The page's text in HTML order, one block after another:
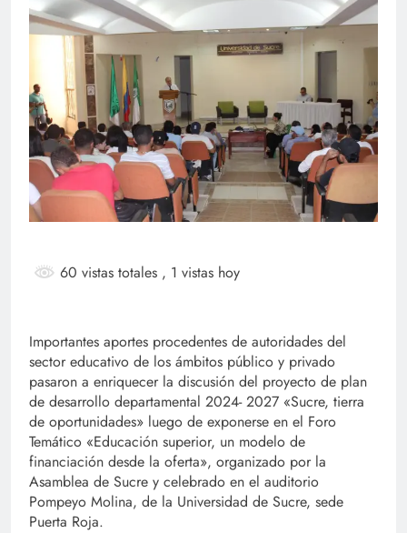
60 vistas totales , 1 vistas hoy
Importantes aportes procedentes de autoridades del
sector educativo de los ámbitos público y privado
pasaron a enriquecer la discusión del proyecto de plan
de desarrollo departamental 2024- 2027 «Sucre, tierra
de oportunidades» luego de exponerse en el Foro
Temático «Educación superior, un modelo de
financiación desde la oferta», organizado por la
Asamblea de Sucre y celebrado en el auditorio
Pompeyo Molina, de la Universidad de Sucre, sede
Puerta Roja.